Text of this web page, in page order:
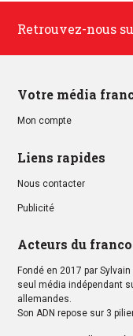
Retrouvez-nous
Votre média
Mon compte
Liens rapides
Nous contacter
Publicité
Acteurs du
Fondé en 2017 par
seul média indépendant
allemandes.
Son ADN repose sur 3